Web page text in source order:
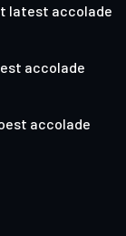
latest accolade
accolade
accolade